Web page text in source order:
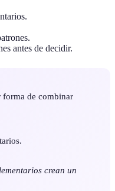
antes de decidir.
forma de combinar
crean un